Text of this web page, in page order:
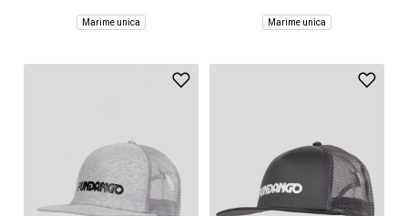
Marime unica Marime unica